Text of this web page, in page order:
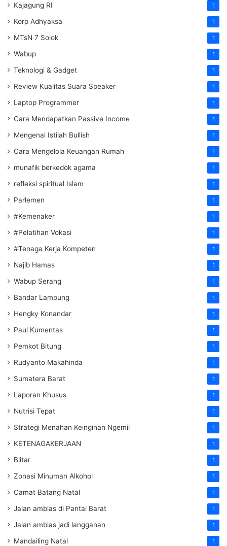
Kajagung RI 1
Korp Adhyaksa 1
MTsN 7 Solok 1
Wabup 1
Teknologi & Gadget 1
Review Kualitas Suara Speaker 1
Laptop Programmer 1
Cara Mendapatkan Passive Income 1
Mengenal Istilah Bullish 1
Cara Mengelola Keuangan Rumah 1
munafik berkedok agama 1
refleksi spiritual Islam 1
Parlemen 1
#Kemenaker 1
#Pelatihan Vokasi 1
#Tenaga Kerja Kompeten 1
Najib Hamas 1
Wabup Serang 1
Bandar Lampung 1
Hengky Konandar 1
Paul Kumentas 1
Pemkot Bitung 1
Rudyanto Makahinda 1
Sumatera Barat 1
Laporan Khusus 1
Nutrisi Tepat 1
Strategi Menahan Keinginan Ngemil 1
KETENAGAKERJAAN 1
Blitar 1
Zonasi Minuman Alkohol 1
Camat Batang Natal 1
Jalan amblas di Pantai Barat 1
Jalan amblas jadi langganan 1
Mandailing Natal 1